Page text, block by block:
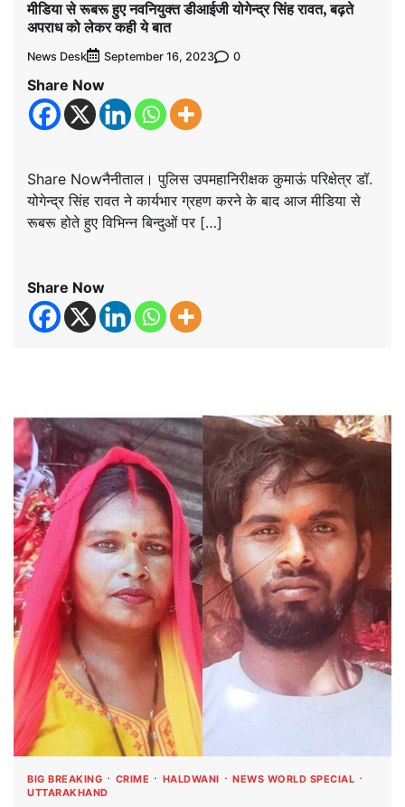
मीडिया से रूबरू हुए नवनियुक्त डीआईजी योगेन्द्र सिंह रावत, बढ़ते
अपराध को लेकर कही ये बात
News Desk September 16, 2023 0
Share Now
Share Nowनैनीताल। पुलिस उपमहानिरीक्षक कुमाऊं परिक्षेत्र डॉ.
योगेन्द्र सिंह रावत ने कार्यभार ग्रहण करने के बाद आज मीडिया से
रूबरू होते हुए विभिन्न बिन्दुओं पर […]
Share Now
BIG BREAKING CRIME HALDWANI
NEWS WORLD SPECIAL
UTTARAKHAND